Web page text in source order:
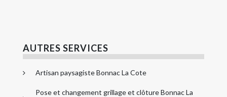
AUTRES SERVICES
Artisan paysagiste Bonnac La Cote
Pose et changement grillage et clôture Bonnac La